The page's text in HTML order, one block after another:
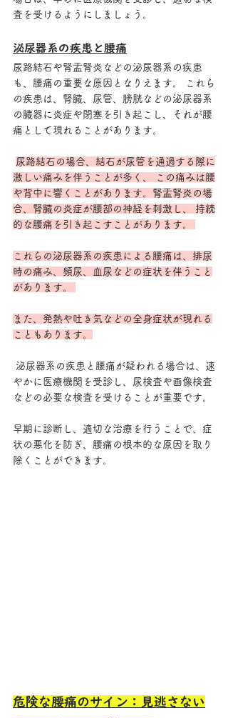
査を受けるようにしましょう。
泌尿器系の疾患と腰痛
尿路結石や腎盂腎炎などの泌尿器系の疾患
も、腰痛の重要な原因となりえます。 これら
の疾患は、腎臓、尿管、膀胱などの泌尿器系
の臓器に炎症や閉塞を引き起こし、それが腰
痛として現れることがあります。
尿路結石の場合、結石が尿管を通過する際に
激しい痛みを伴うことが多く、 この痛みは腰
や背中に響くことがあります。腎盂腎炎の場
合、腎臓の炎症が腰部の神経を刺激し、 持続
的な腰痛を引き起こすことがあります。
これらの泌尿器系の疾患による腰痛は、排尿
時の痛み、頻尿、血尿などの症状を伴うこと
があります。
また、発熱や吐き気などの全身症状が現れる
こともあります。
やかに医療機関を受診し、尿検査や画像検査
などの必要な検査を受けることが重要です。
早期に診断し、適切な治療を行うことで、症
状の悪化を防ぎ、腰痛の根本的な原因を取り
除くことができます。
危険な腰痛のサイン：見逃さない